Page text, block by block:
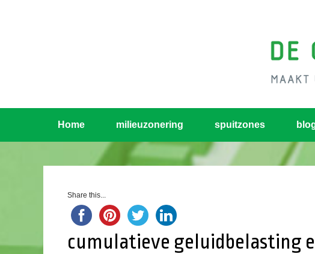
Home milieuzonering spuitzones
Share this...
cumulatieve geluidbelasting